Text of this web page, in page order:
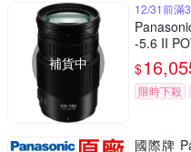
補貨中
12/31前滿
-5.6 II
$
限時下殺
國際牌